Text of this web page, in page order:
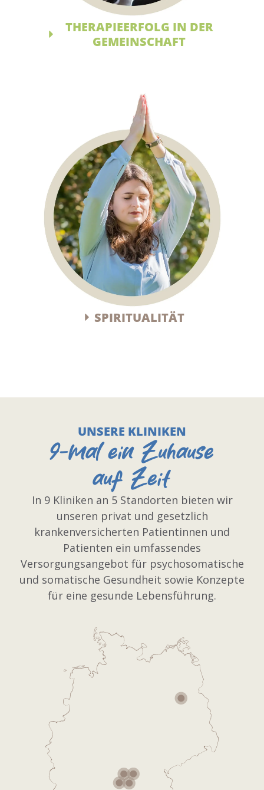
THERAPIEERFOLG IN DER
GEMEINSCHAFT
SPIRITUALITÄT
UNSERE KLINIKEN
9-mal ein Zuhause
auf Zeit
In 9 Kliniken an 5 Standorten bieten wir
unseren privat und gesetzlich
krankenversicherten Patientinnen und
Patienten ein umfassendes
Versorgungsangebot für psychosomatische
und somatische Gesundheit sowie Konzepte
für eine gesunde Lebensführung.